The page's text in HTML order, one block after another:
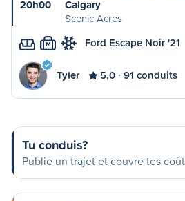
20h00
Calgary
Scenic Acres
M Ford Escape Noir '21
Tyler 5,0 91 conduits
Tu conduis?
Publie un trajet et couvre tes